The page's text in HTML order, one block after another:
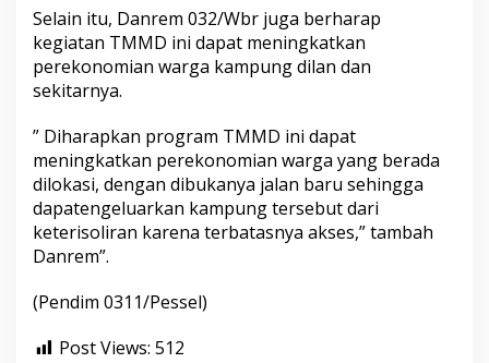
n
r
e
m
2
/
W
b
r
B
k
Selain itu, Danrem 032/Wbr juga berharap
kegiatan TMMD ini dapat meningkatkan
perekonomian warga kampung dilan dan
sekitarnya.
” Diharapkan program TMMD ini dapat
meningkatkan perekonomian warga yang berada
dilokasi, dengan dibukanya jalan baru sehingga
dapatengeluarkan kampung tersebut dari
keterisoliran karena terbatasnya akses,” tambah
Danrem”.
(Pendim 0311/Pessel)
Post Views: 512